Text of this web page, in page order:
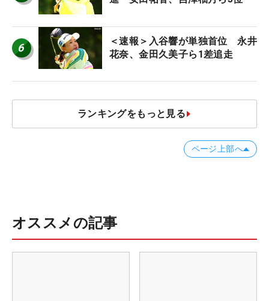
6
＜速報＞入谷響が単独首位 永井
花奈、金田久美子ら1差追走
ランキングをもっと見る
ページ上部へ
オススメの記事